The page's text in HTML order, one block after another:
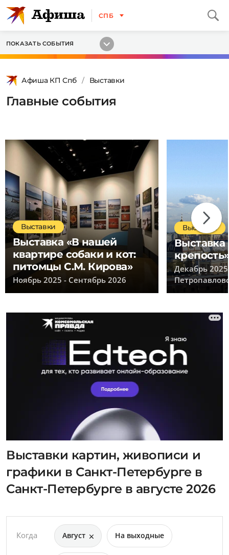
СПБ
ПОКАЗАТЬ СОБЫТИЯ
Афиша КП Спб Выставки
Главные события
Выставки
Выставка «В нашей
квартире собаки и кот:
питомцы С.М. Кирова»
Ноябрь 2025 - Сентябрь 2026
Выставки
Выставка
крепость»
Декабрь
Выставки картин, живописи и
графики в Санкт-Петербурге в
Санкт-Петербурге в августе 2026
Когда Август На выходные